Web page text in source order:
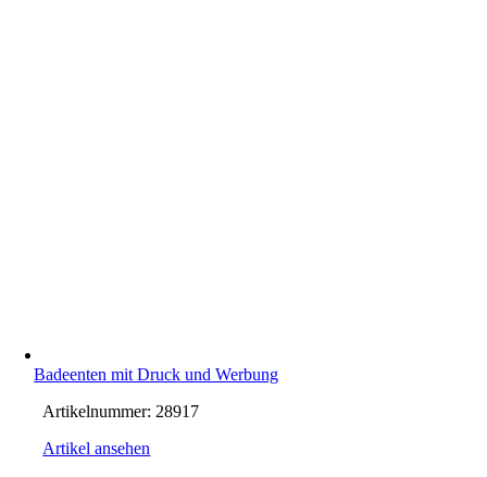
Badeenten mit Druck und Werbung
Artikelnummer: 28917
Artikel ansehen